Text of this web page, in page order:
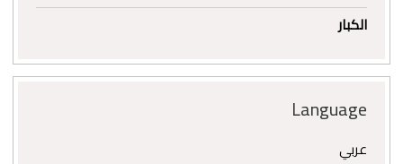
الكبار
Language
عربي